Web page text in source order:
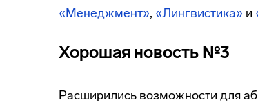
«Менеджмент», «Лингвистика» и
Хорошая новость №3
Расширились возможности для